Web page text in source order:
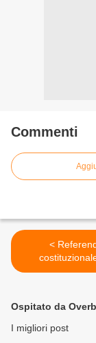
Commenti
< Referendum
dicembre
Ospitato da
I migliori post